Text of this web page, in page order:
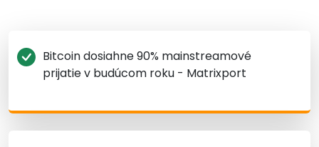
Bitcoin dosiahne 90% mainstreamové
prijatie v budúcom roku - Matrixport